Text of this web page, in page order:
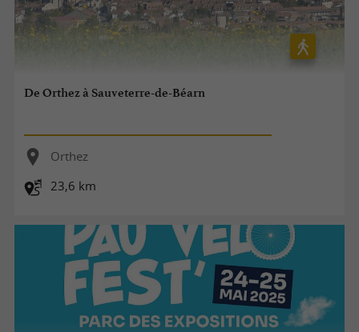
De Orthez à Sauveterre-de-Béarn
Orthez
23,6 km